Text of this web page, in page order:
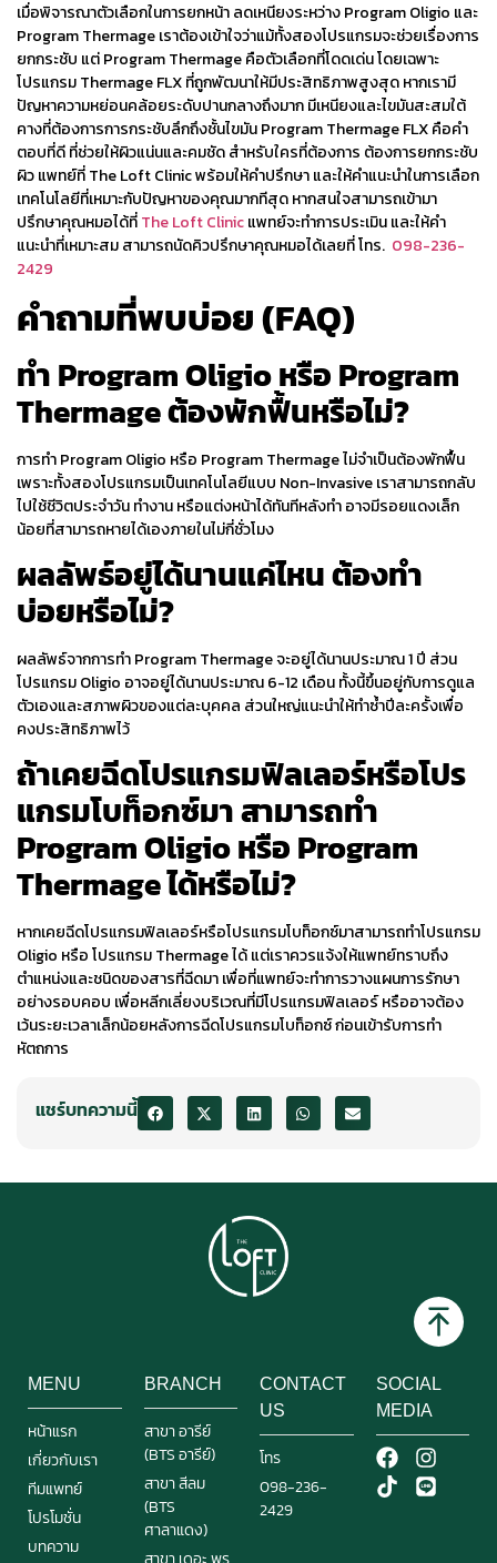
เมื่อพิจารณาตัวเลือกในการยกหน้าลดเหนียงระหว่าง ProgramOligio และ
ProgramThermageเราต้องเข้าใจว่าแม้ทั้งสองโปรแกรมจะช่วยเรื่องการ
ยกกระชับ แต่ ProgramThermageคือตัวเลือกที่โดดเด่น โดยเฉพาะ
โปรแกรม Thermage FLX ที่ถูกพัฒนาให้มีประสิทธิภาพสูงสุด หากเรามี
ปัญหาความหย่อนคล้อยระดับปานกลางถึงมาก มีเหนียงและไขมันสะสมใต้
คางที่ต้องการการกระชับลึกถึงชั้นไขมัน Program Thermage FLX คือคำ
ตอบที่ดี ที่ช่วยให้ผิวแน่นและคมชัด สำหรับใครที่ต้องการ ต้องการยกกระชับ
ผิว แพทย์ที่ The Loft Clinic พร้อมให้คำปรึกษา และให้คำแนะนำในการเลือก
เทคโนโลยีที่เหมาะกับปัญหาของคุณมากทีสุด หากสนใจสามารถเข้ามา
ปรึกษาคุณหมอได้ที่The Loft Clinicแพทย์จะทำการประเมิน และให้คำ
แนะนำที่เหมาะสม สามารถนัดคิวปรึกษาคุณหมอได้เลยที่ โทร. 098-236-
2429
คำถามที่พบบ่อย (FAQ)
ทำ ProgramOligioหรือ Program
Thermageต้องพักฟื้นหรือไม่?
การทำ ProgramOligio หรือ ProgramThermageไม่จำเป็นต้องพักฟื้น
เพราะทั้งสองโปรแกรมเป็นเทคโนโลยีแบบ Non-Invasive เราสามารถกลับ
ไปใช้ชีวิตประจำวัน ทำงาน หรือแต่งหน้าได้ทันทีหลังทำ อาจมีรอยแดงเล็ก
น้อยที่สามารถหายได้เองภายในไม่กี่ชั่วโมง
ผลลัพธ์อยู่ได้นานแค่ไหน ต้องทำ
บ่อยหรือไม่?
ผลลัพธ์จากการทำ ProgramThermageจะอยู่ได้นานประมาณ 1 ปี ส่วน
โปรแกรม Oligio อาจอยู่ได้นานประมาณ 6-12 เดือน ทั้งนี้ขึ้นอยู่กับการดูแล
ตัวเองและสภาพผิวของแต่ละบุคคล ส่วนใหญ่แนะนำให้ทำซ้ำปีละครั้งเพื่อ
คงประสิทธิภาพไว้
ถ้าเคยฉีดโปรแกรมฟิลเลอร์หรือโปร
แกรมโบท็อกซ์มา สามารถทำ
ProgramOligioหรือ Program
Thermageได้หรือไม่?
หากเคยฉีดโปรแกรมฟิลเลอร์หรือโปรแกรมโบท็อกซ์มาสามารถทำโปรแกรม
Oligio หรือ โปรแกรมThermageได้ แต่เราควรแจ้งให้แพทย์ทราบถึง
ตำแหน่งและชนิดของสารที่ฉีดมา เพื่อที่แพทย์จะทำการวางแผนการรักษา
อย่างรอบคอบ เพื่อหลีกเลี่ยงบริเวณที่มีโปรแกรมฟิลเลอร์ หรืออาจต้อง
เว้นระยะเวลาเล็กน้อยหลังการฉีดโปรแกรมโบท็อกซ์ ก่อนเข้ารับการทำ
หัตถการ
แชร์บทความนี้
MENU
หน้าแรก
เกี่ยวกับเรา
ทีมแพทย์
โปรโมชั่น
บทความ
BRANCH
สาขา อารีย์
(BTS อารีย์)
สาขา สีลม
(BTS
ศาลาแดง)
CONTACT
US
โทร
098-236-
2429
SOCIAL
MEDIA